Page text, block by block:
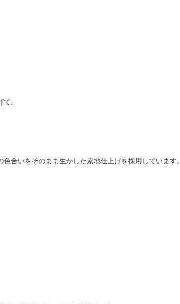
。
合いをそのまま生かした素地仕上げを採用しています。